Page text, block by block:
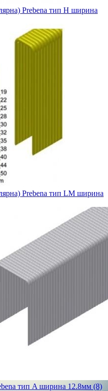
Prebena тип H ширина
Prebena тип LM ширина
тип A ширина 12.8мм (8)